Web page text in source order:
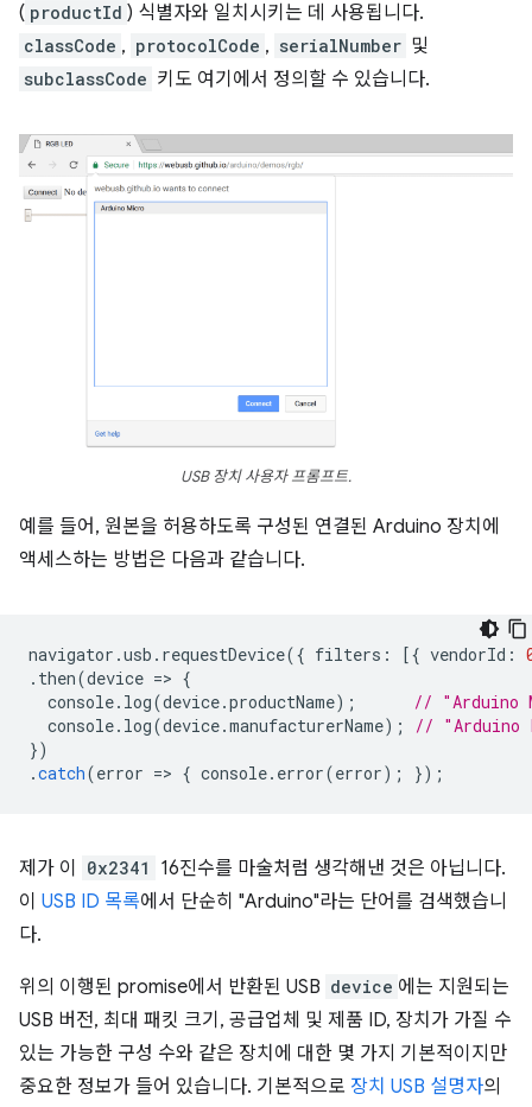
( productId ) 식별자와 일치시키는 데 사용됩니다.
classCode , protocolCode , serialNumber 및
subclassCode 키도 여기에서 정의할 수 있습니다.
USB 장치 사용자 프롬프트.
예를 들어, 원본을 허용하도록 구성된 연결된 Arduino 장치에
액세스하는 방법은 다음과 같습니다.
navigator .usb . requestDevice({ filters : [{ vendorId :
. then(device => {
console. log(device.productName);
// "Arduino
console. log(device.manufacturerName);
// "Arduino
})
.catch(error => { console. error(error); });
제가 이 0x2341
16진수를 마술처럼 생각해낸 것은 아닙니다.
이 USB ID 목록에서 단순히 "Arduino"라는 단어를 검색했습니
다.
위의 이행된 promise에서 반환된 USB device 에는 지원되는
USB 버전, 최대 패킷 크기, 공급업체 및 제품 ID, 장치가 가질 수
있는 가능한 구성 수와 같은 장치에 대한 몇 가지 기본적이지만
중요한 정보가 들어 있습니다. 기본적으로 장치 USB 설명자의